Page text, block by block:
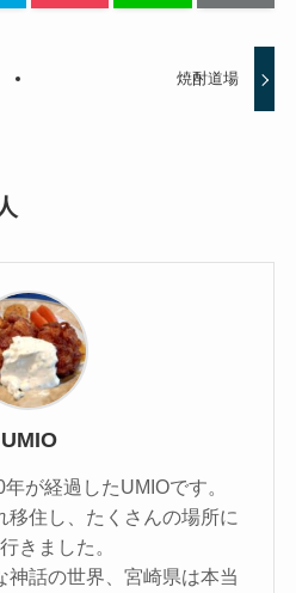
焼酎道場
UMIO
が経過したUMIOです。
移住し、たくさんの場所に
きました。
神話の世界、宮崎県は本当